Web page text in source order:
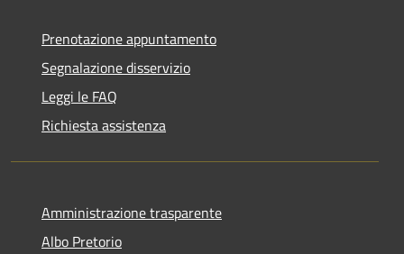
Prenotazione appuntamento
Segnalazione disservizio
Leggi le FAQ
Richiesta assistenza
Amministrazione trasparente
Albo Pretorio